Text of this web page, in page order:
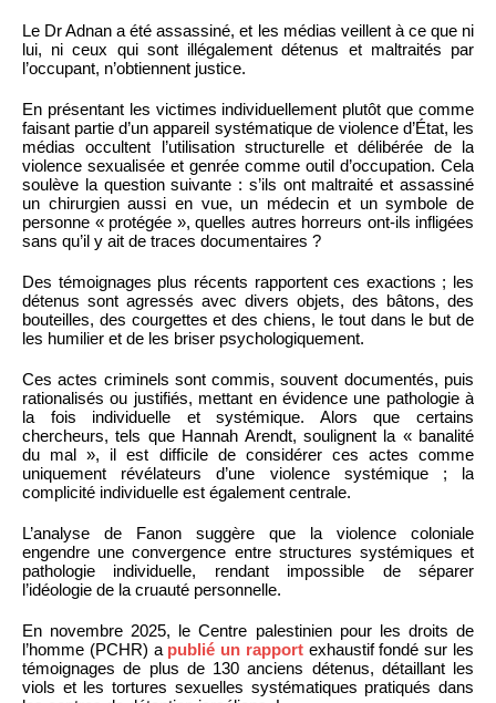
Le Dr Adnan a été assassiné, et les médias veillent à ce que ni
lui, ni ceux qui sont illégalement détenus et maltraités par
l’occupant, n’obtiennent justice.
En présentant les victimes individuellement plutôt que comme
faisant partie d’un appareil systématique de violence d’État, les
médias occultent l’utilisation structurelle et délibérée de la
violence sexualisée et genrée comme outil d’occupation. Cela
soulève la question suivante : s’ils ont maltraité et assassiné
un chirurgien aussi en vue, un médecin et un symbole de
personne « protégée », quelles autres horreurs ont-ils infligées
sans qu’il y ait de traces documentaires ?
Des témoignages plus récents rapportent ces exactions ; les
détenus sont agressés avec divers objets, des bâtons, des
bouteilles, des courgettes et des chiens, le tout dans le but de
les humilier et de les briser psychologiquement.
Ces actes criminels sont commis, souvent documentés, puis
rationalisés ou justifiés, mettant en évidence une pathologie à
la fois individuelle et systémique. Alors que certains
chercheurs, tels que Hannah Arendt, soulignent la « banalité
du mal », il est difficile de considérer ces actes comme
uniquement révélateurs d’une violence systémique ; la
complicité individuelle est également centrale.
L’analyse de Fanon suggère que la violence coloniale
engendre une convergence entre structures systémiques et
pathologie individuelle, rendant impossible de séparer
l’idéologie de la cruauté personnelle.
En novembre 2025, le Centre palestinien pour les droits de
l’homme (PCHR) a publié un rapportexhaustif fondé sur les
témoignages de plus de 130 anciens détenus, détaillant les
viols et les tortures sexuelles systématiques pratiqués dans